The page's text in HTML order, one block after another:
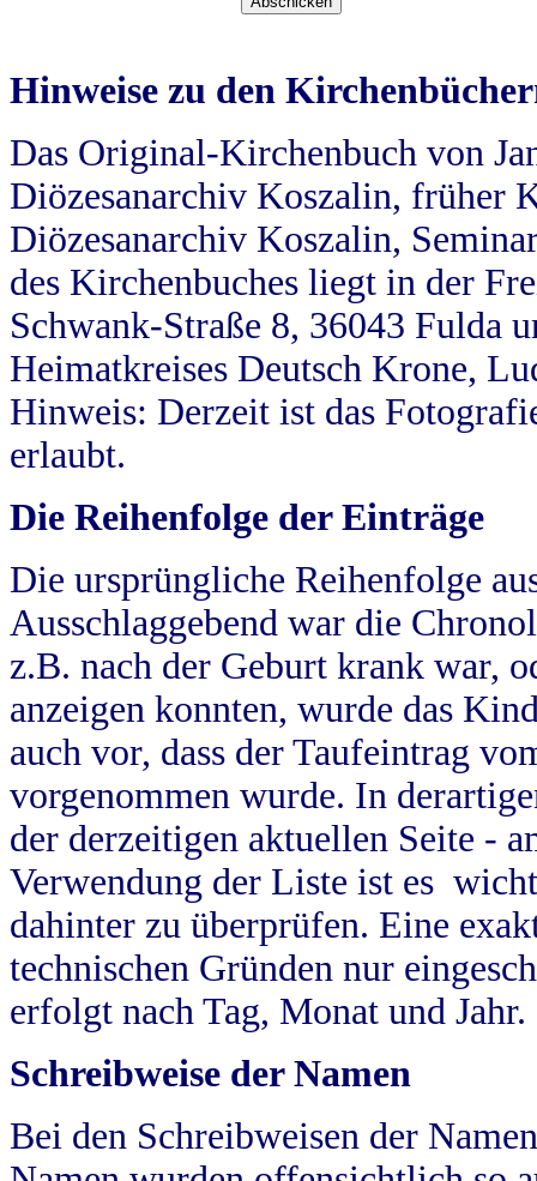
Hinweise zu den
Das Original-Kirchenbuch von
Diözesanarchiv Koszalin, früher
Diözesanarchiv Koszalin,
des Kirchenbuches liegt in der
Schwank-Straße 8, 36043 Fulda
Heimatkreises Deutsch Krone,
Hinweis: Derzeit ist das
erlaubt.
Die Reihenfolge der Einträge
Die ursprüngliche Reihenfolge
Ausschlaggebend war die
z.B. nach der Geburt krank war,
anzeigen konnten, wurde das
auch vor, dass der Taufeintrag
vorgenommen wurde. In
der derzeitigen aktuellen Seite -
Verwendung der Liste ist es
dahinter zu überprüfen. Eine
technischen Gründen nur
erfolgt nach Tag, Monat und Jahr.
Schreibweise der Namen
Bei den Schreibweisen der